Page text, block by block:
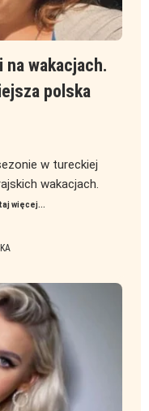
na wakacjach.
polska
w tureckiej
wakacjach.
więcej...